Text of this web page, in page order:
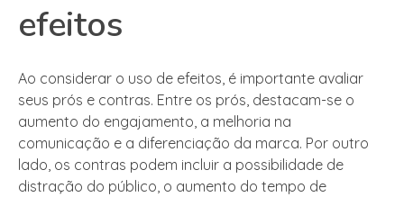
efeitos
Ao considerar o uso de efeitos, é importante avaliar
seus prós e contras. Entre os prós, destacam-se o
aumento do engajamento, a melhoria na
comunicação e a diferenciação da marca. Por outro
lado, os contras podem incluir a possibilidade de
distração do público, o aumento do tempo de